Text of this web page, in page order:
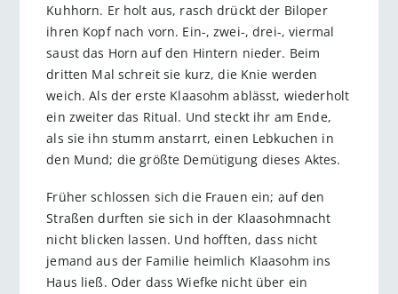
Kuhhorn. Er holt aus, rasch drückt der Biloper
ihren Kopf nach vorn. Ein-, zwei-, drei-, viermal
saust das Horn auf den Hintern nieder. Beim
dritten Mal schreit sie kurz, die Knie werden
weich. Als der erste Klaasohm ablässt, wiederholt
ein zweiter das Ritual. Und steckt ihr am Ende,
als sie ihn stumm anstarrt, einen Lebkuchen in
den Mund; die größte Demütigung dieses Aktes.
Früher schlossen sich die Frauen ein; auf den
Straßen durften sie sich in der Klaasohmnacht
nicht blicken lassen. Und hofften, dass nicht
jemand aus der Familie heimlich Klaasohm ins
Haus ließ. Oder dass Wiefke nicht über ein